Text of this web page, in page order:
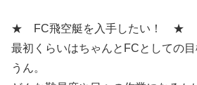
★ FC飛空艇を入手したい！ ★
最初くらいはちゃんとFCとしての目
うん。